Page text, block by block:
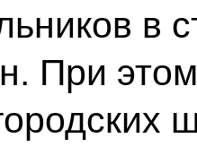
в
При